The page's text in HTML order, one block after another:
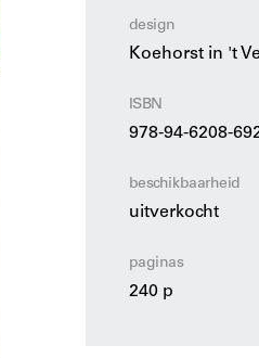
design
Koehorst in 't
ISBN
978-94-6208-
beschikbaarheid
uitverkocht
paginas
240 p